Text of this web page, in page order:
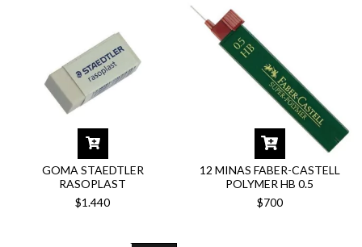
GOMA STAEDTLER
RASOPLAST
$1.440
12 MINAS FABER-CASTELL
POLYMER HB 0.5
$700